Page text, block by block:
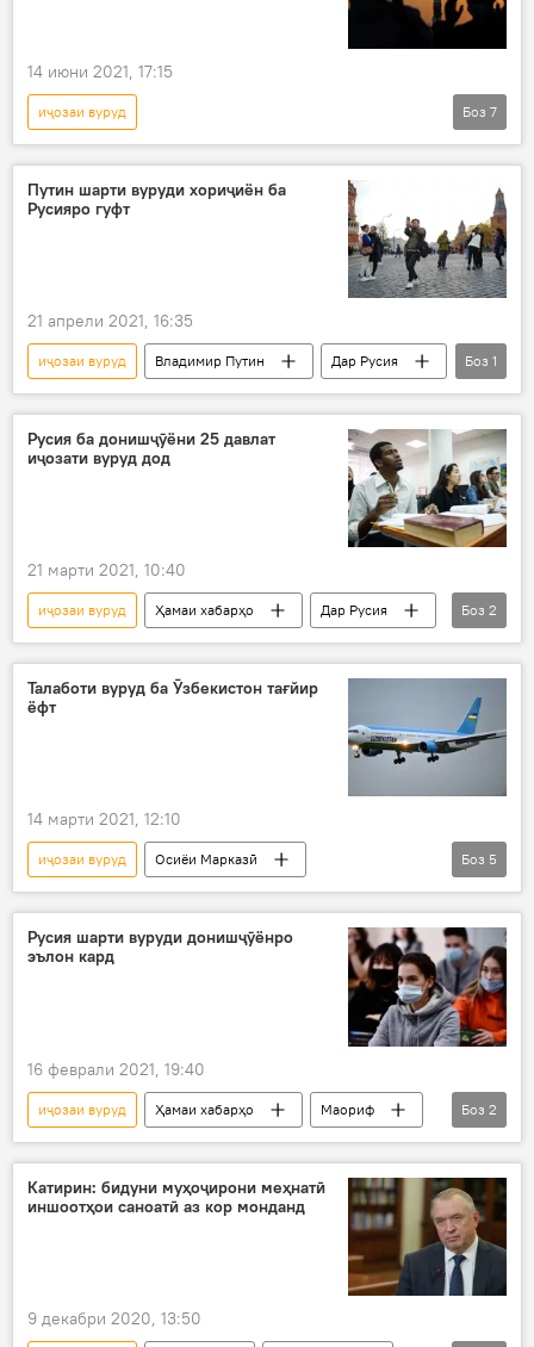
14 июни 2021, 17:15
иҷозаи вуруд
Коронавирус дар Русия ва ҷаҳон: охирин хабару гузоришҳо
Дар Тоҷикистон
вуруд
Абу-Даби
маҳдудият
Боз 7
Путин шарти вуруди хориҷиён ба
Русияро гуфт
21 апрели 2021, 16:35
иҷозаи вуруд Владимир Путин
Дар Русия
Сайёҳӣ
Боз 1
Русия ба донишҷӯёни 25 давлат
иҷозати вуруд дод
21 марти 2021, 10:40
иҷозаи вуруд Ҳамаи хабарҳо
Дар Русия
Маориф
донишҷӯён
Боз 2
Талаботи вуруд ба Ӯзбекистон тағйир
ёфт
14 марти 2021, 12:10
иҷозаи вуруд
Осиёи Марказӣ
Ҳамаи хабарҳо
Ӯзбекистон
тағйир
тағйирот
Коронавирус дар Русия ва ҷаҳон: охирин хабару гузоришҳо
Боз 5
Русия шарти вуруди донишҷӯёнро
эълон кард
16 феврали 2021, 19:40
иҷозаи вуруд Ҳамаи хабарҳо
Маориф
Тандурустӣ
Дар Тоҷикистон
Боз 2
Катирин: бидуни муҳоҷирони меҳнатӣ
иншоотҳои саноатӣ аз кор монданд
9 декабри 2020, 13:50